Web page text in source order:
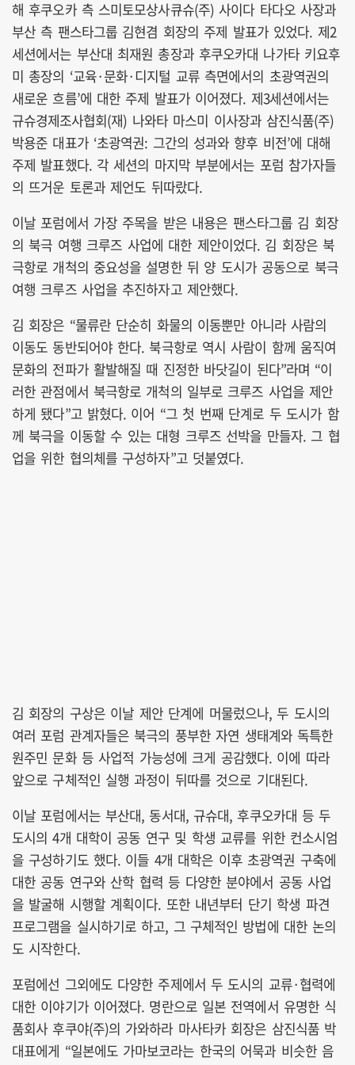
해 후쿠오카 측 스미토모상사큐슈(주) 사이다 타다오 사장과
부산 측 팬스타그룹 김현겸 회장의 주제 발표가 있었다. 제2
세션에서는 부산대 최재원 총장과 후쿠오카대 나가타 키요후
미 총장의 ‘교육·문화·디지털 교류 측면에서의 초광역권의
새로운 흐름’에 대한 주제 발표가 이어졌다. 제3세션에서는
규슈경제조사협회(재) 나와타 마스미 이사장과 삼진식품(주)
박용준 대표가 ‘초광역권: 그간의 성과와 향후 비전’에 대해
주제 발표했다. 각 세션의 마지막 부분에서는 포럼 참가자들
의 뜨거운 토론과 제언도 뒤따랐다.
이날 포럼에서 가장 주목을 받은 내용은 팬스타그룹 김 회장
의 북극 여행 크루즈 사업에 대한 제안이었다. 김 회장은 북
극항로 개척의 중요성을 설명한 뒤 양 도시가 공동으로 북극
여행 크루즈 사업을 추진하자고 제안했다.
김 회장은 “물류란 단순히 화물의 이동뿐만 아니라 사람의
이동도 동반되어야 한다. 북극항로 역시 사람이 함께 움직여
문화의 전파가 활발해질 때 진정한 바닷길이 된다”라며 “이
러한 관점에서 북극항로 개척의 일부로 크루즈 사업을 제안
하게 됐다”고 밝혔다. 이어 “그 첫 번째 단계로 두 도시가 함
께 북극을 이동할 수 있는 대형 크루즈 선박을 만들자. 그 협
업을 위한 협의체를 구성하자”고 덧붙였다.
김 회장의 구상은 이날 제안 단계에 머물렀으나, 두 도시의
여러 포럼 관계자들은 북극의 풍부한 자연 생태계와 독특한
원주민 문화 등 사업적 가능성에 크게 공감했다. 이에 따라
앞으로 구체적인 실행 과정이 뒤따를 것으로 기대된다.
이날 포럼에서는 부산대, 동서대, 규슈대, 후쿠오카대 등 두
도시의 4개 대학이 공동 연구 및 학생 교류를 위한 컨소시엄
을 구성하기도 했다. 이들 4개 대학은 이후 초광역권 구축에
대한 공동 연구와 산학 협력 등 다양한 분야에서 공동 사업
을 발굴해 시행할 계획이다. 또한 내년부터 단기 학생 파견
프로그램을 실시하기로 하고, 그 구체적인 방법에 대한 논의
도 시작한다.
포럼에선 그외에도 다양한 주제에서 두 도시의 교류·협력에
대한 이야기가 이어졌다. 명란으로 일본 전역에서 유명한 식
품회사 후쿠야(주)의 가와하라 마사타카 회장은 삼진식품 박
대표에게 “일본에도 가마보코라는 한국의 어묵과 비슷한 음